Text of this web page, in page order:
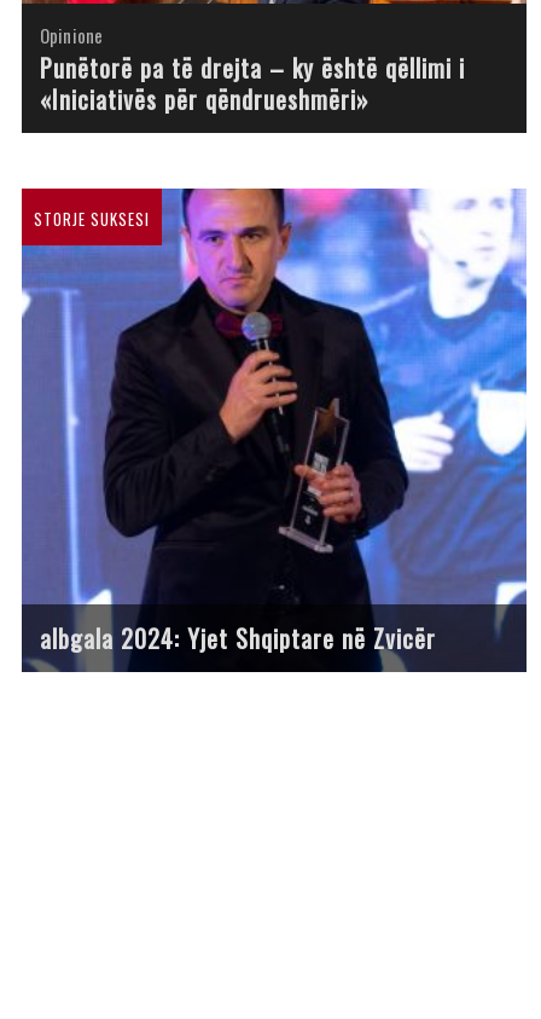
Opinione
Opinione
Punëtorë pa të drejta – ky është qëllimi i
«Iniciativës për qëndrueshmëri»
Opinione
Opinione
Opinione
Opinione
Opinione
Opinione
STORJE SUKSESI
albgala 2024: Yjet Shqiptare në Zvicër